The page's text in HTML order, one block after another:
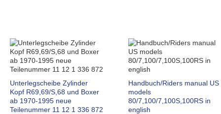
Unterlegscheibe Zylinder
Kopf R69,69/S,68 und Boxer
ab 1970-1995 neue
Teilenummer 11 12 1 336 872
Handbuch/Riders manual US
models
80/7,100/7,100S,100RS in
english